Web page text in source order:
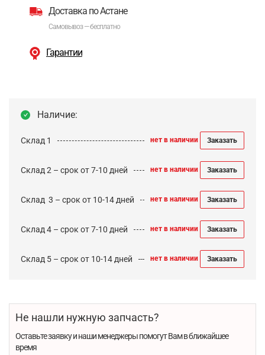
Доставка по Астане
Самовывоз — бесплатно
Гарантии
Наличие:
Склад 1 нет в наличии Заказать
Склад 2 – срок от 7-10 дней нет в наличии Заказать
Cклад 3 – срок от 10-14 дней нет в наличии Заказать
Склад 4 – срок от 7-10 дней нет в наличии Заказать
Склад 5 – срок от 10-14 дней нет в наличии Заказать
Не нашли нужную запчасть?
Оставьте заявку и наши менеджеры помогут Вам в ближайшее
время